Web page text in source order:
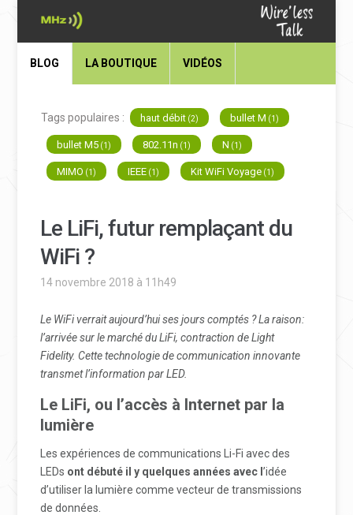
BLOG LA BOUTIQUE VIDÉOS
Tags populaires : haut débit (2) bullet M (1)
bullet M5 (1) 802.11n (1) N (1)
MIMO (1) IEEE (1) Kit WiFi Voyage (1)
Le LiFi, futur remplaçant du
WiFi ?
14 novembre 2018 à 11h49
Le WiFi verrait aujourd’hui ses jours comptés ? La raison:
l’arrivée sur le marché du LiFi, contraction de Light
Fidelity. Cette technologie de communication innovante
transmet l’information par LED.
Le LiFi, ou l’accès à Internet par la
lumière
Les expériences de communications Li-Fi avec des
LEDs ont débuté il y quelques années avec l’idée
d’utiliser la lumière comme vecteur de transmissions
de données.